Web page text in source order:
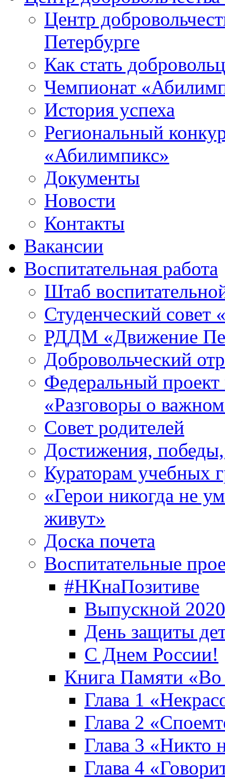
Центр
Петербурге
Как стать
Чемпионат
История успеха
Региональный
«Абилимпикс»
Документы
Новости
Контакты
Вакансии
Воспитательная работа
Штаб
Студенческий совет
РДДМ «Движение
Добровольческий
Федеральный
«Разговоры о
Совет родителей
Достижения,
Кураторам учебных
«Герои никогда не
живут»
Доска почета
Воспитательные
#НКнаПозитиве
Выпускной
День защиты
С Днем России!
Книга Памяти
Глава 1
Глава 2
Глава 3 «Никто
Глава 4